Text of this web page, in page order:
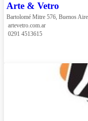
Arte & Vetro
Bartolomé Mitre 576, Buenos
artevetro.com.ar
0291 4513615